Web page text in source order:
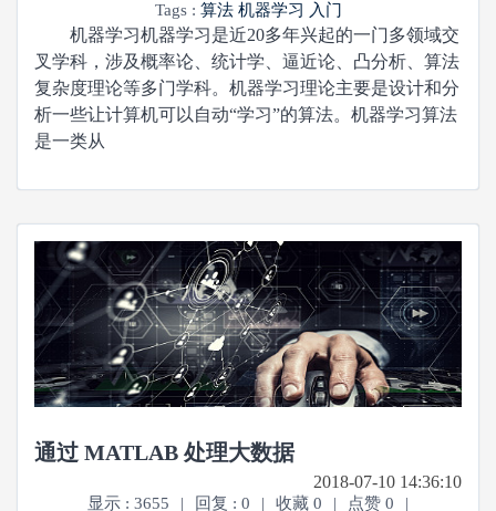
Tags : 算法 机器学习 入门
机器学习机器学习是近20多年兴起的一门多领域交
叉学科，涉及概率论、统计学、逼近论、凸分析、算法
复杂度理论等多门学科。机器学习理论主要是设计和分
析一些让计算机可以自动“学习”的算法。机器学习算法
是一类从
通过 MATLAB 处理大数据
2018-07-10 14:36:10
显示 : 3655 | 回复 : 0 | 收藏 0 | 点赞 0 |